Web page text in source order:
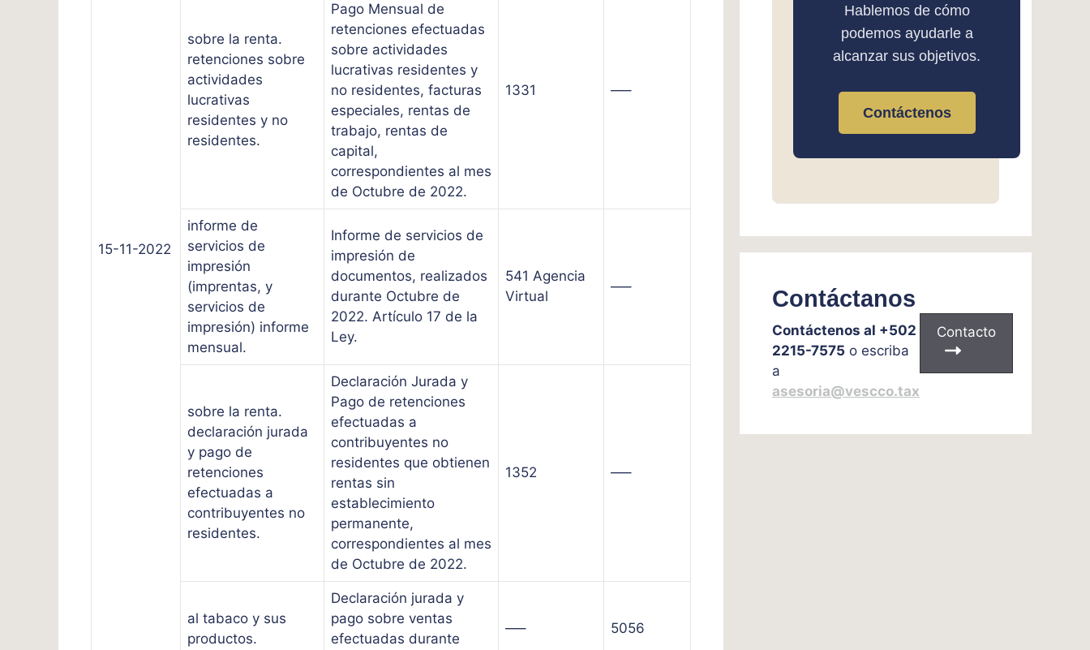
15-11-2022
sobre la renta.
retenciones sobre
actividades
lucrativas
residentes y no
residentes.
Pago Mensual de
retenciones efectuadas
sobre actividades
lucrativas residentes y
no residentes, facturas
especiales, rentas de
trabajo, rentas de
capital,
correspondientes al mes
de Octubre de 2022.
1331 —–
informe de
servicios de
impresión
(imprentas, y
servicios de
impresión) informe
mensual.
Informe de servicios de
impresión de
documentos, realizados
durante Octubre de
2022. Artículo 17 de la
Ley.
541 Agencia
Virtual
—–
sobre la renta.
declaración jurada
y pago de
retenciones
efectuadas a
contribuyentes no
residentes.
Declaración Jurada y
Pago de retenciones
efectuadas a
contribuyentes no
residentes que obtienen
rentas sin
establecimiento
permanente,
correspondientes al mes
de Octubre de 2022.
1352 —–
al tabaco y sus
productos.
Declaración jurada y
pago sobre ventas
efectuadas durante
—– 5056
Hablemos de cómo
podemos ayudarle a
alcanzar sus objetivos.
Contáctenos
Contáctanos
Contáctenos al +502
2215-7575 o escriba
a
asesoria@vescco.tax
Contacto